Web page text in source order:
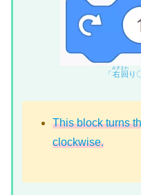
「右
みぎ
回
まわ
り
This block turns
clockwise.